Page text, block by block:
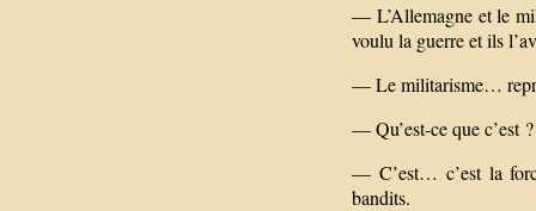
— L’Allemagne et le
voulu la guerre et ils
— Le militarisme…
— Qu’est-ce que c’est
— C’est… c’est la
bandits.